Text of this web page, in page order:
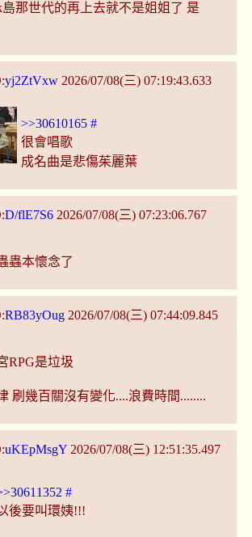
那世代的再上去就不是姐姐了 是
yj2ZtVxw2026/07/08(三) 07:19:43.633
>>30610165 #
很會唱歌
成名曲是悲傷茱麗葉
D/flE7S62026/07/08(三) 07:23:06.767
蟲本懷念了
RB83yOug2026/07/08(三) 07:44:09.845
RPG是垃圾
刷幾百關沒有變化....浪費時間........
uKEpMsgY2026/07/08(三) 12:51:35.497
#
後要叫環姨!!!